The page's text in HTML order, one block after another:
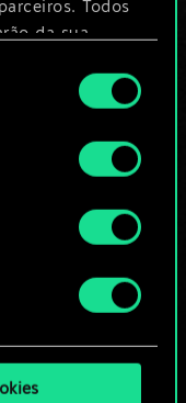
Todos
da sua
sobre o uso
preferências